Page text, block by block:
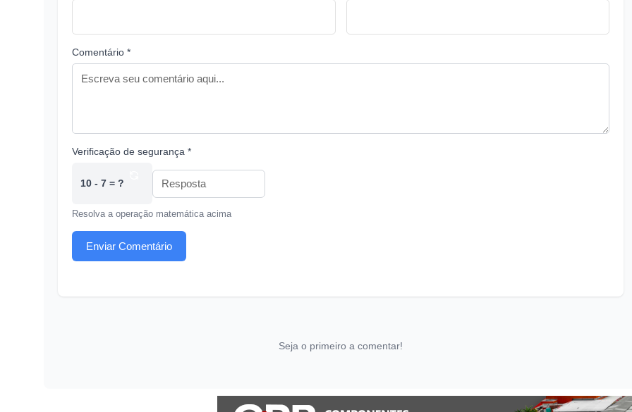
Comentário *
Verificação de segurança *
10 - 7 = ?
Resolva a operação matemática acima
Enviar Comentário
Seja o primeiro a comentar!